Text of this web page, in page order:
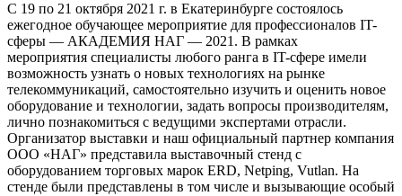
С 19 по 21 октября 2021 г. в Екатеринбурге состоялось
ежегодное обучающее мероприятие для профессионалов IT-
сферы — АКАДЕМИЯ НАГ — 2021. В рамках
мероприятия специалисты любого ранга в IT-сфере имели
возможность узнать о новых технологиях на рынке
телекоммуникаций, самостоятельно изучить и оценить новое
оборудование и технологии, задать вопросы производителям,
лично познакомиться с ведущими экспертами отрасли.
Организатор выставки и наш официальный партнер компания
ООО «НАГ» представила выставочный стенд с
оборудованием торговых марок ERD, Netping, Vutlan. На
стенде были представлены в том числе и вызывающие особый